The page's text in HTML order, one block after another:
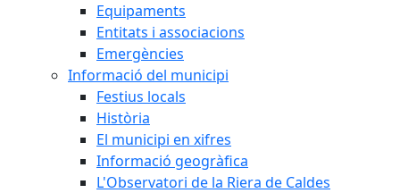
Equipaments
Entitats i associacions
Emergències
Informació del municipi
Festius locals
Història
El municipi en xifres
Informació geogràfica
L'Observatori de la Riera de Caldes